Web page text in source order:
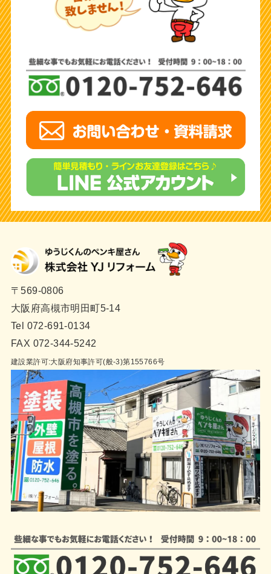
〒569-0806
大阪府高槻市明田町5-14
Tel 072-691-0134
FAX 072-344-5242
建設業許可:大阪府知事許可(般-3)第155766号